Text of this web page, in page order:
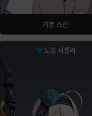
기본 스킨
노블 시셀라